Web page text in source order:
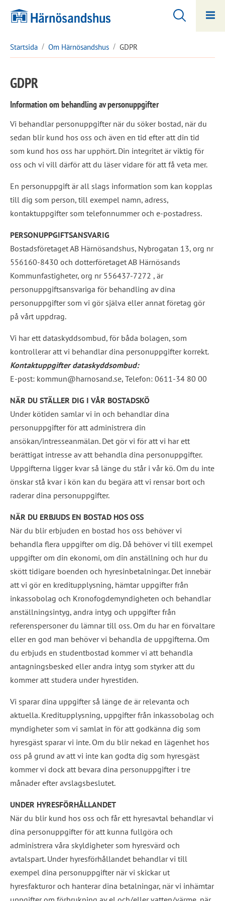
Startsida Om Härnösandshus GDPR
GDPR
Information om behandling av personuppgifter
Vi behandlar personuppgifter när du söker bostad, när du
sedan blir kund hos oss och även en tid efter att din tid
som kund hos oss har upphört. Din integritet är viktig för
oss och vi vill därför att du läser vidare för att få veta mer.
En personuppgift är all slags information som kan kopplas
till dig som person, till exempel namn, adress,
kontaktuppgifter som telefonnummer och e-postadress.
PERSONUPPGIFTSANSVARIG
Bostadsföretaget AB Härnösandshus, Nybrogatan 13, org nr
556160-8430 och dotterföretaget AB Härnösands
Kommunfastigheter, org nr 556437-7272 , är
personuppgiftsansvariga för behandling av dina
personuppgifter som vi gör själva eller annat företag gör
på vårt uppdrag.
Vi har ett dataskyddsombud, för båda bolagen, som
kontrollerar att vi behandlar dina personuppgifter korrekt.
Kontaktuppgifter dataskyddsombud:
E-post: kommun@harnosand.se, Telefon: 0611-34 80 00
NÄR DU STÄLLER DIG I VÅR BOSTADSKÖ
Under kötiden samlar vi in och behandlar dina
personuppgifter för att administrera din
ansökan/intresseanmälan. Det gör vi för att vi har ett
berättigat intresse av att behandla dina personuppgifter.
Uppgifterna ligger kvar så länge du står i vår kö. Om du inte
önskar stå kvar i kön kan du begära att vi rensar bort och
raderar dina personuppgifter.
NÄR DU ERBJUDS EN BOSTAD HOS OSS
När du blir erbjuden en bostad hos oss behöver vi
behandla flera uppgifter om dig. Då behöver vi till exempel
uppgifter om din ekonomi, om din anställning och hur du
skött tidigare boenden och hyresinbetalningar. Det innebär
att vi gör en kreditupplysning, hämtar uppgifter från
inkassobolag och Kronofogdemyndigheten och behandlar
anställningsintyg, andra intyg och uppgifter från
referenspersoner du lämnar till oss. Om du har en förvaltare
eller en god man behöver vi behandla de uppgifterna. Om
du erbjuds en studentbostad kommer vi att behandla
antagningsbesked eller andra intyg som styrker att du
kommer att studera under hyrestiden.
Vi sparar dina uppgifter så länge de är relevanta och
aktuella. Kreditupplysning, uppgifter från inkassobolag och
myndigheter som vi samlat in för att godkänna dig som
hyresgäst sparar vi inte. Om du blir nekad en lägenhet hos
oss på grund av att vi inte kan godta dig som hyresgäst
kommer vi dock att bevara dina personuppgifter i tre
månader efter avslagsbeslutet.
UNDER HYRESFÖRHÅLLANDET
När du blir kund hos oss och får ett hyresavtal behandlar vi
dina personuppgifter för att kunna fullgöra och
administrera våra skyldigheter som hyresvärd och
avtalspart. Under hyresförhållandet behandlar vi till
exempel dina personuppgifter när vi skickar ut
hyresfakturor och hanterar dina betalningar, när vi inhämtar